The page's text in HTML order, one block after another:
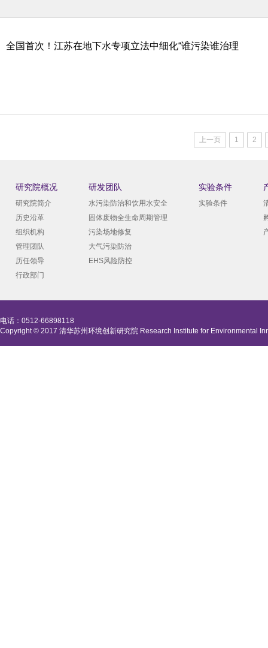
全国首次！江苏在地下水专项立法中细化“谁污染谁治理
上一页 1 2
研究院概况
研究院简介
历史沿革
组织机构
管理团队
历任领导
行政部门
研发团队
水污染防治和饮用水安全
固体废物全生命周期管理
污染场地修复
大气污染防治
EHS风险防控
实验条件
实验条件
电话：0512-66898118
Copyright © 2017 清华苏州环境创新研究院 Research Institute for Environmental